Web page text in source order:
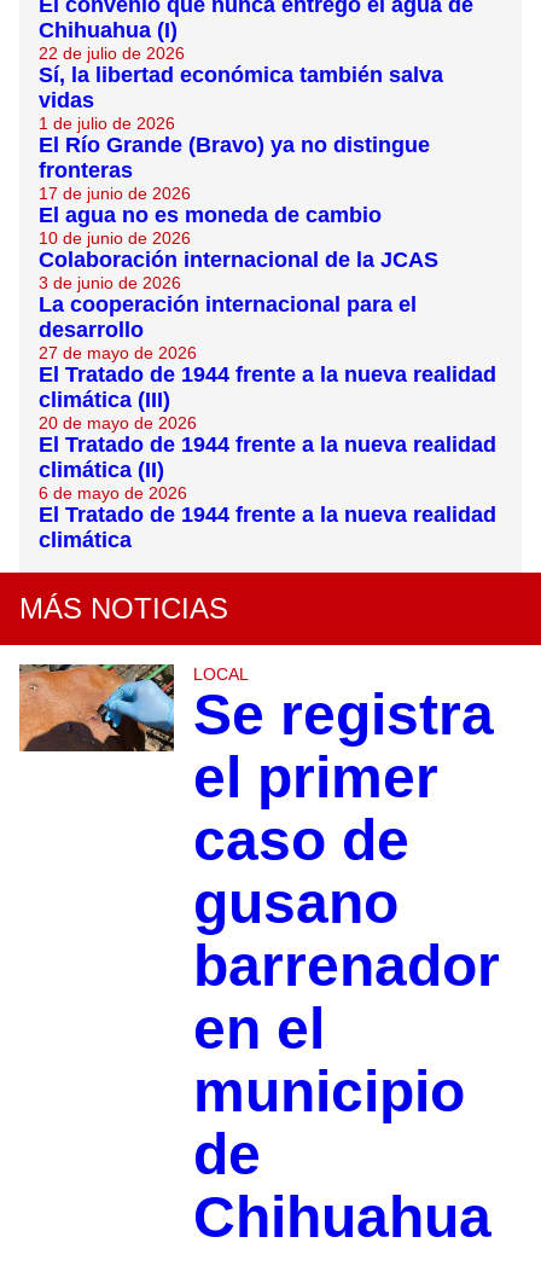
Chihuahua (I)
22 de julio de 2026
Sí, la libertad económica también salva
vidas
1 de julio de 2026
El Río Grande (Bravo) ya no distingue
fronteras
17 de junio de 2026
El agua no es moneda de cambio
10 de junio de 2026
Colaboración internacional de la JCAS
3 de junio de 2026
La cooperación internacional para el
desarrollo
27 de mayo de 2026
El Tratado de 1944 frente a la nueva realidad
climática (III)
20 de mayo de 2026
El Tratado de 1944 frente a la nueva realidad
climática (II)
6 de mayo de 2026
El Tratado de 1944 frente a la nueva realidad
climática
MÁS NOTICIAS
LOCAL
Se registra
el primer
caso de
gusano
barrenador
en el
municipio
de
Chihuahua